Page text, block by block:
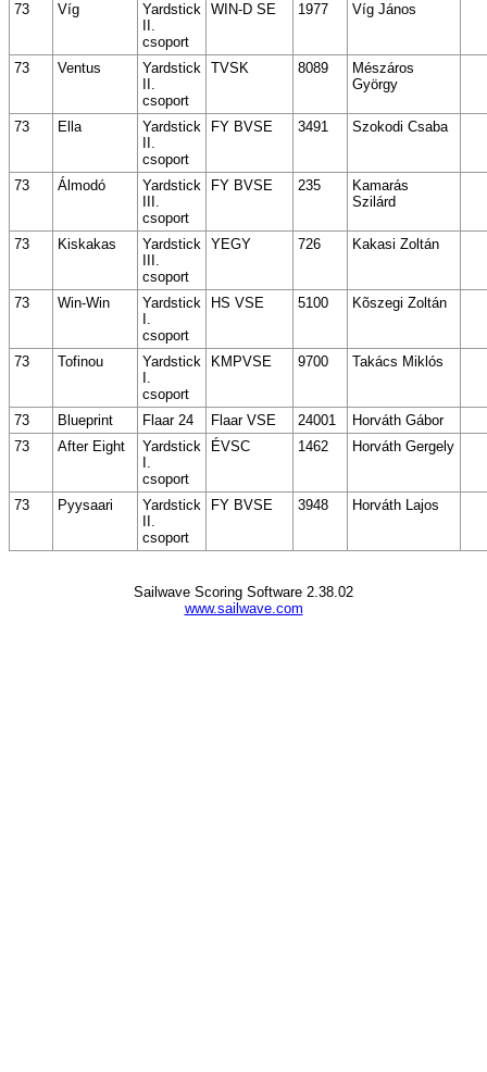
73 Víg
Yardstick
II.
csoport
WIN-D SE 1977 Víg János
73 Ventus
Yardstick
II.
csoport
TVSK 8089
Mészáros
György
73 Ella
Yardstick
II.
csoport
FY BVSE 3491 Szokodi Csaba
73 Álmodó
Yardstick
III.
csoport
FY BVSE 235
Kamarás
Szilárd
73 Kiskakas
Yardstick
III.
csoport
YEGY 726 Kakasi Zoltán
73 Win-Win
Yardstick
I.
csoport
HS VSE 5100 Kõszegi Zoltán
73 Tofinou
Yardstick
I.
csoport
KMPVSE 9700 Takács Miklós
73 Blueprint Flaar 24 Flaar VSE 24001
Horváth Gábor
73
After Eight
Yardstick
I.
csoport
ÉVSC 1462 Horváth Gergely
73 Pyysaari
Yardstick
II.
csoport
FY BVSE 3948 Horváth Lajos
Sailwave Scoring Software 2.38.02
www.sailwave.com